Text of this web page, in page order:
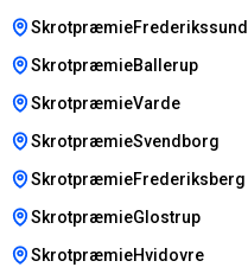
SkrotpræmieFrederikssund
SkrotpræmieBallerup
SkrotpræmieVarde
SkrotpræmieSvendborg
SkrotpræmieFrederiksberg
SkrotpræmieGlostrup
SkrotpræmieHvidovre